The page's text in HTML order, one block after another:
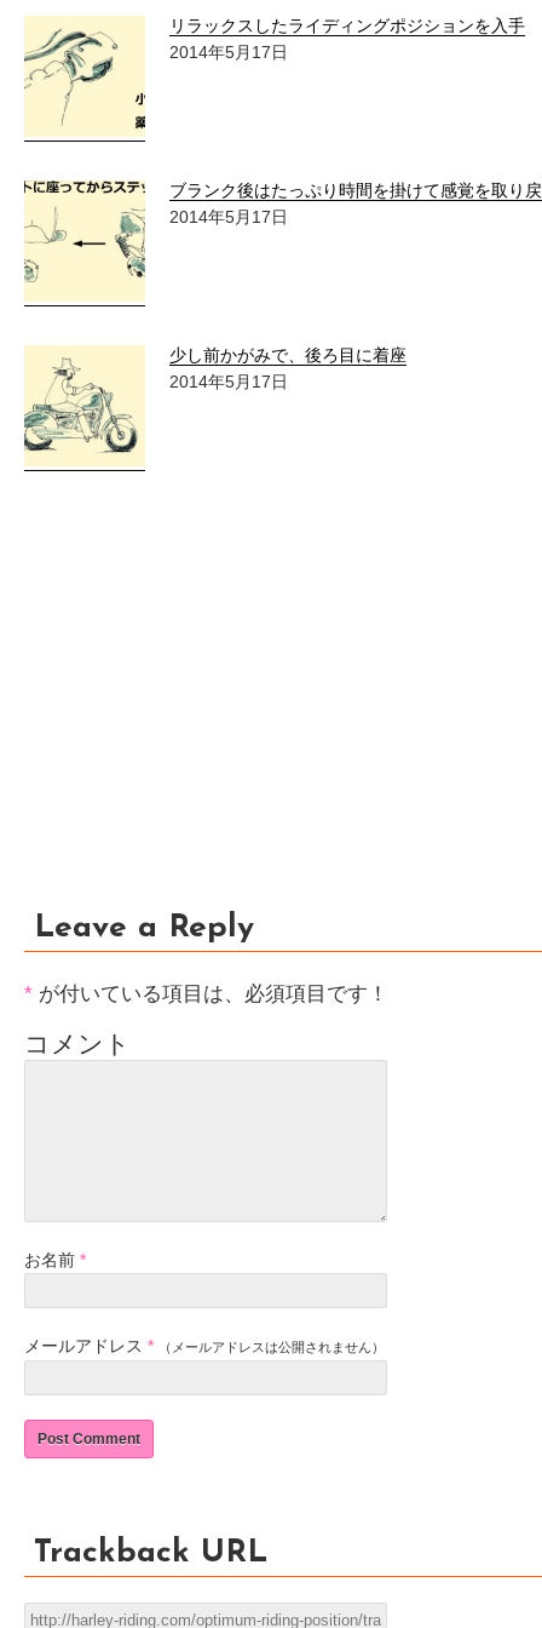
リラックスしたライディングポジションを入手
2014年5月17日
ブランク後はたっぷり時間を掛けて感覚を取り
2014年5月17日
少し前かがみで、後ろ目に着座
2014年5月17日
Leave a Reply
* が付いている項目は、必須項目です！
コメント
お名前 *
メールアドレス * （メールアドレスは公開されません）
Trackback URL